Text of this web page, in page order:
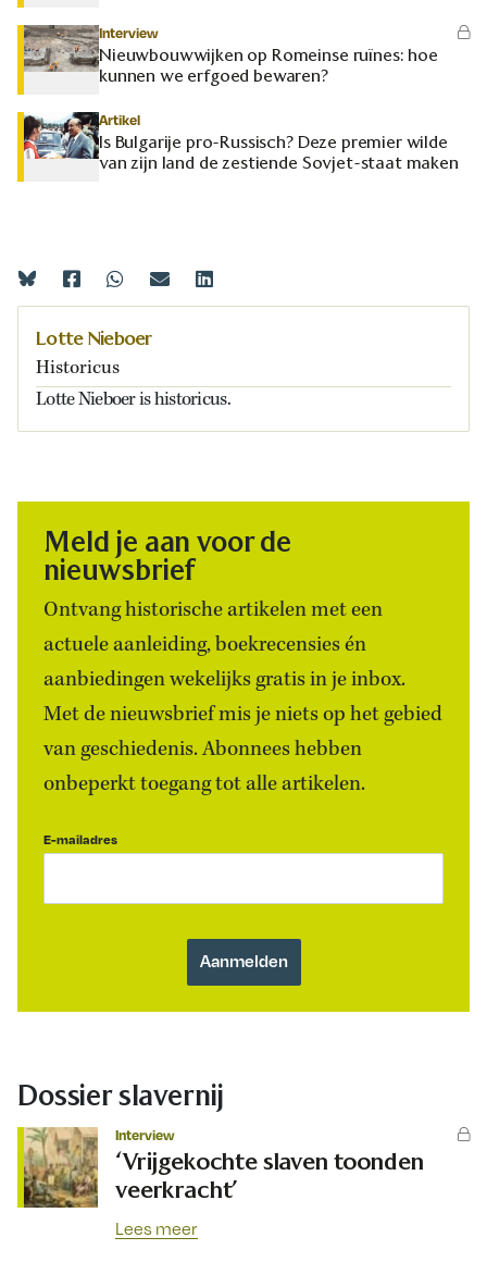
Interview
Nieuwbouwwijken op Romeinse ruïnes: hoe
kunnen we erfgoed bewaren?
Artikel
Is Bulgarije pro-Russisch? Deze premier wilde
van zijn land de zestiende Sovjet-staat maken
Lotte Nieboer
Historicus
Lotte Nieboer is historicus.
Meld je aan voor de
nieuwsbrief
Ontvang historische artikelen met een
actuele aanleiding, boekrecensies én
aanbiedingen wekelijks gratis in je inbox.
Met de nieuwsbrief mis je niets op het gebied
van geschiedenis. Abonnees hebben
onbeperkt toegang tot alle artikelen.
E-mailadres
Dossier slavernij
Interview
‘Vrijgekochte slaven toonden
veerkracht’
Lees meer